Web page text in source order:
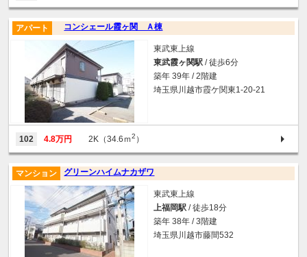
コンシェール霞ヶ関 Ａ棟
アパート
東武東上線
東武霞ヶ関駅 / 徒歩6分
築年 39年 / 2階建
埼玉県川越市霞ケ関東1-20-21
102 4.8万円 2K（34.6ｍ2 ）
グリーンハイムナカザワ
マンション
東武東上線
上福岡駅 / 徒歩18分
築年 38年 / 3階建
埼玉県川越市藤間532